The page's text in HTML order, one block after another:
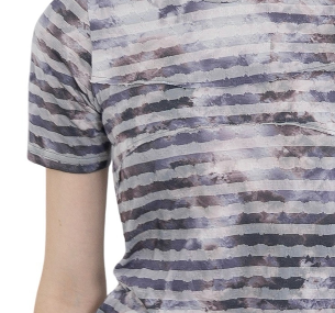
#Andersson Bell
#Perks And Mini
#PRANK PROJECT
Category商品カテゴリ
SALE / セール
LADIES
【LADIES】BRAND LIST
A
B
C
D